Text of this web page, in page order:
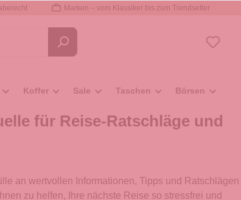
Marken – vom Klassiker bis zum Trendsetter
Koffer Sale Taschen Börsen
für Reise-Ratschläge und
an wertvollen Informationen, Tipps und Ratschlägen
zu helfen, Ihre nächste Reise so stressfrei und